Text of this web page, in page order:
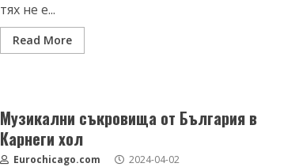
тях не е...
Read More
Музикални съкровища от България в
Карнеги хол
Eurochicago.com 2024-04-02